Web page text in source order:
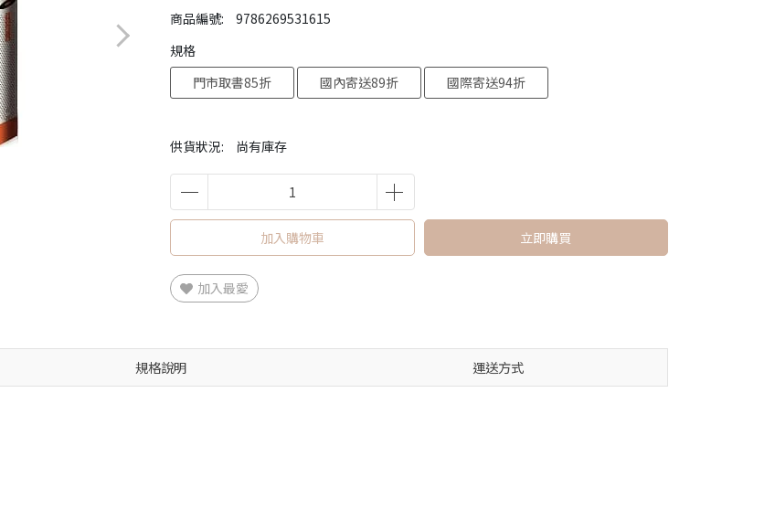
商品編號: 9786269531615
供貨狀況: 尚有庫存
規格
門市取書85折
國內寄送89折 國際寄送94折
加入購物車 立即購買
加入最愛
規格說明 運送方式